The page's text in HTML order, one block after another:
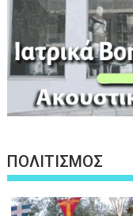
ΠΟΛΙΤΙΣΜΟΣ